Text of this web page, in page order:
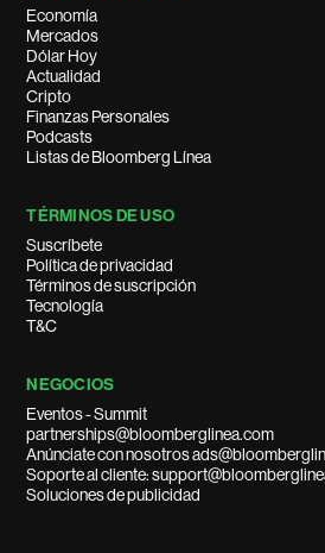
Economía
Mercados
Dólar Hoy
Actualidad
Cripto
Finanzas Personales
Podcasts
Listas de Bloomberg Línea
TÉRMINOS DE USO
Suscríbete
Política de privacidad
Términos de suscripción
Tecnología
T&C
NEGOCIOS
Eventos - Summit
partnerships@bloomberglinea.com
Anúnciate con nosotros
Soporte al cliente:
Soluciones de publicidad